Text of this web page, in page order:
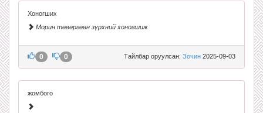
Хоногших
Морин төвөргөөн зүрхний хоногшиж
Тайлбар оруулсан: Зочин 2025-09-03
0 0
жомбого